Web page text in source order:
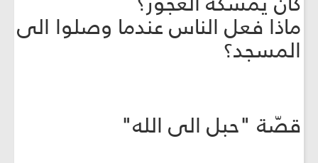
ماذا فعل الناس عندما وصلوا الى
المسجد؟
قصّة "حبل الى الله"